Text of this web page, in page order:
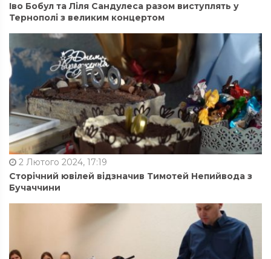
Іво Бобул та Ліля Сандулеса разом виступлять у
Тернополі з великим концертом
2 Лютого 2024, 17:19
Сторічний ювілей відзначив Тимотей Непийвода з
Бучаччини